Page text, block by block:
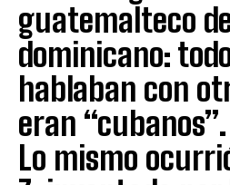
guatemalteco
dominicano:
hablaban con
eran “cubanos”.
Lo mismo